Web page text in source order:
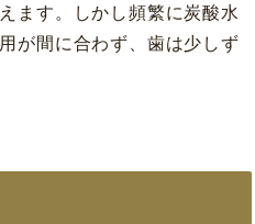
ます。しかし頻繁に炭酸水
が間に合わず、歯は少しず